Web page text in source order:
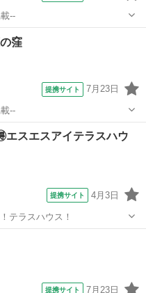
--
窪
提携サイト 7月23日
--
エスエスアイテラスハウ
提携サイト 4月3日
テラスハウス！
提携サイト 7月23日